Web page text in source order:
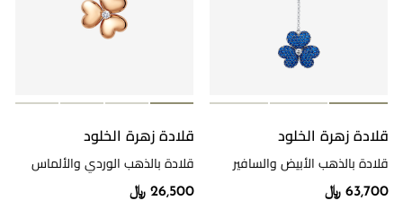
قلادة زهرة الخلود
قلادة بالذهب الأبيض والسافير
63,700 ﷼
قلادة زهرة الخلود
قلادة بالذهب الوردي والألماس
26,500 ﷼